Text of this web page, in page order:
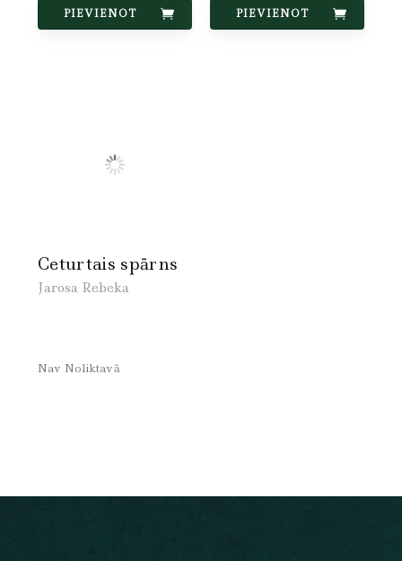
PIEVIENOT PIEVIENOT
Ceturtais spārns
Jarosa Rebeka
Nav Noliktavā